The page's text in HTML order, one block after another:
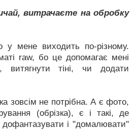
витрачаєте на обробку
у мене виходить по-різному.
raw, бо це допомагає мені
витягнути тіні, чи додати
зовсім не потрібна. А є фото,
(обрізка), є і такі, де
дофантазувати і "домалювати"